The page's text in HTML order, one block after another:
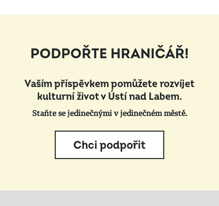
PODPOŘTE HRANIČÁŘ!
Vaším příspěvkem pomůžete rozvíjet
kulturní život v Ústí nad Labem.
Staňte se jedinečnými v jedinečném městě.
Chci podpořit